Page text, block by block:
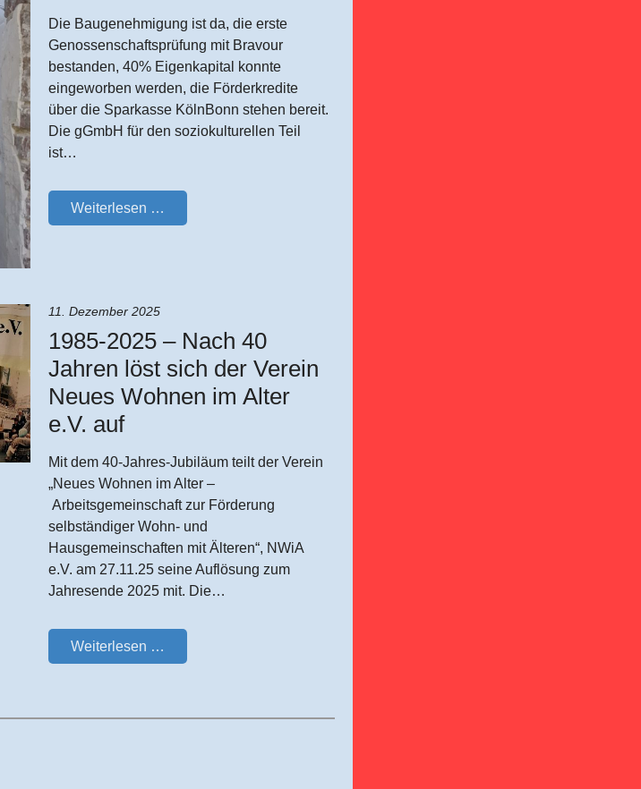
Die Baugenehmigung ist da, die erste
Genossenschaftsprüfung mit Bravour
bestanden, 40% Eigenkapital konnte
eingeworben werden, die Förderkredite
über die Sparkasse KölnBonn stehen bereit.
Die gGmbH für den soziokulturellen Teil
ist…
Weiterlesen …
11. Dezember 2025
1985-2025 – Nach 40
Jahren löst sich der Verein
Neues Wohnen im Alter
e.V. auf
Mit dem 40-Jahres-Jubiläum teilt der Verein
„Neues Wohnen im Alter –
Arbeitsgemeinschaft zur Förderung
selbständiger Wohn- und
Hausgemeinschaften mit Älteren“, NWiA
e.V. am 27.11.25 seine Auflösung zum
Jahresende 2025 mit. Die…
Weiterlesen …